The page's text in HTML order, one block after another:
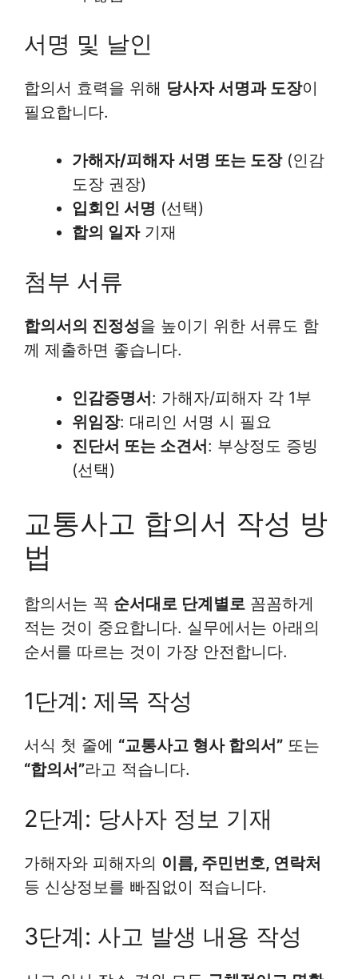
서명 및 날인
합의서 효력을 위해 당사자 서명과 도장이
필요합니다.
가해자/피해자 서명 또는 도장(인감
도장 권장)
입회인 서명 (선택)
합의 일자기재
첨부 서류
합의서의 진정성을 높이기 위한 서류도 함
께 제출하면 좋습니다.
인감증명서: 가해자/피해자 각 1부
위임장: 대리인 서명 시 필요
진단서 또는 소견서: 부상정도 증빙
(선택)
교통사고 합의서 작성 방
법
합의서는 꼭 순서대로 단계별로 꼼꼼하게
적는 것이 중요합니다. 실무에서는 아래의
순서를 따르는 것이 가장 안전합니다.
1단계: 제목 작성
서식 첫 줄에 “교통사고 형사 합의서” 또는
“합의서”라고 적습니다.
2단계: 당사자 정보 기재
가해자와 피해자의 이름, 주민번호, 연락처
등 신상정보를 빠짐없이 적습니다.
3단계: 사고 발생 내용 작성